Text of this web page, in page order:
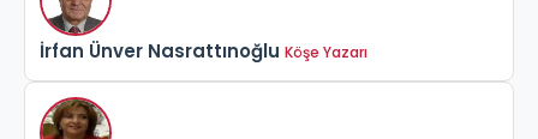
İrfan Ünver Nasrattınoğlu Köşe Yazarı